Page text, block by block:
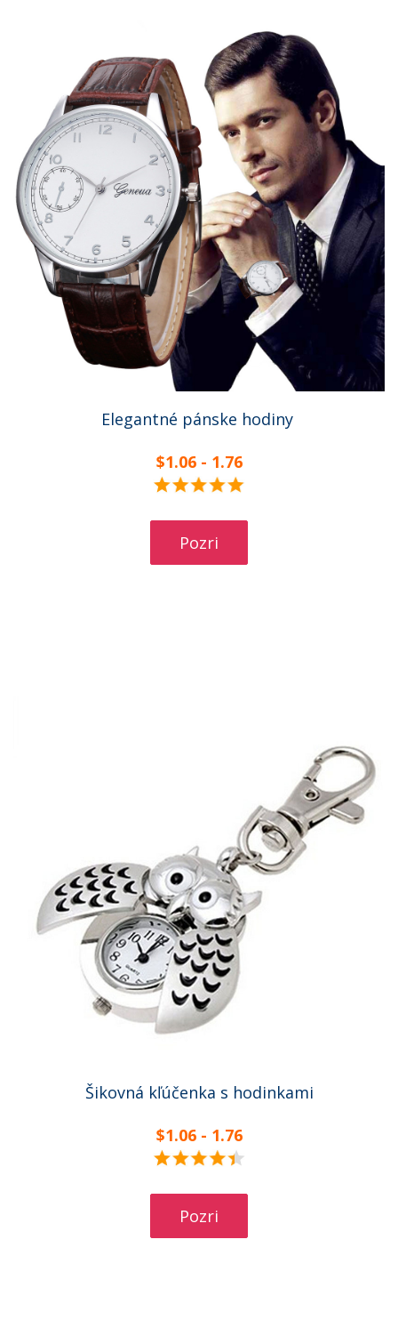
Elegantné pánske hodiny
$1.06 - 1.76
Pozri
Šikovná kľúčenka s hodinkami
$1.06 - 1.76
Pozri